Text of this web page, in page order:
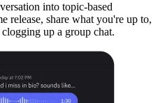
into topic-based
release, share what you're up to,
up a group chat.